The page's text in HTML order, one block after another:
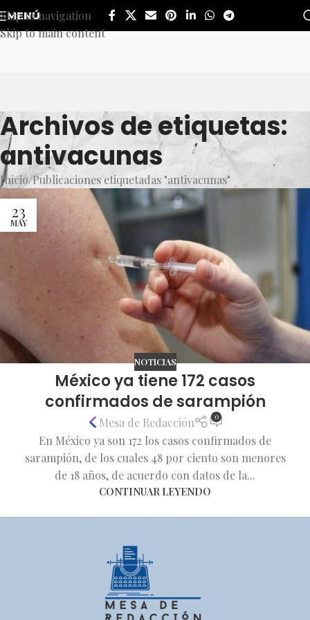
Skip to navigation
Skip to main content
MENÚ
Archivos de etiquetas:
antivacunas
Inicio Publicaciones etiquetadas "antivacunas"
23
MAY
NOTICIAS
México ya tiene 172 casos
confirmados de sarampión
Mesa de Redacción 0
En México ya son 172 los casos confirmados de
sarampión, de los cuales 48 por ciento son menores
de 18 años, de acuerdo con datos de la...
CONTINUAR LEYENDO